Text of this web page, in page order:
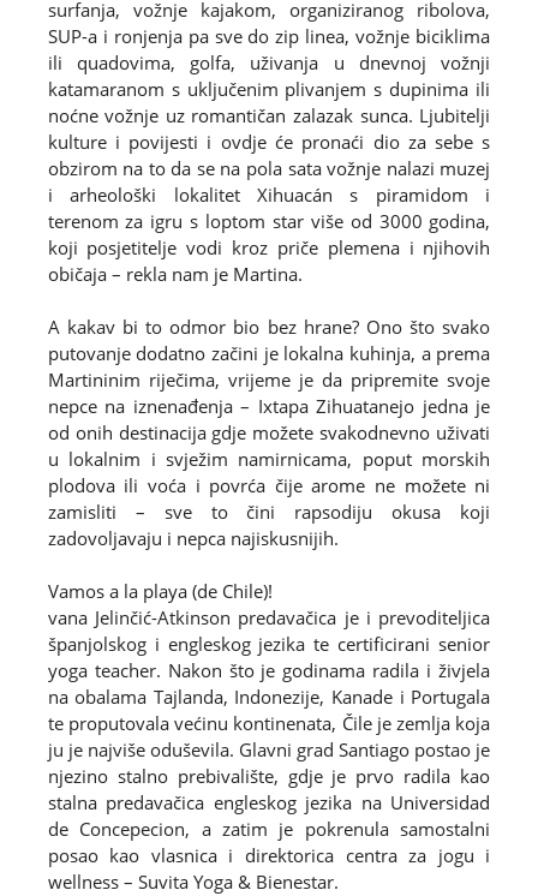
surfanja, vožnje kajakom, organiziranog ribolova,
SUP-a i ronjenja pa sve do zip linea, vožnje biciklima
ili quadovima, golfa, uživanja u dnevnoj vožnji
katamaranom s uključenim plivanjem s dupinima ili
noćne vožnje uz romantičan zalazak sunca. Ljubitelji
kulture i povijesti i ovdje će pronaći dio za sebe s
obzirom na to da se na pola sata vožnje nalazi muzej
i arheološki lokalitet Xihuacán s piramidom i
terenom za igru s loptom star više od 3000 godina,
koji posjetitelje vodi kroz priče plemena i njihovih
običaja – rekla nam je Martina.
A kakav bi to odmor bio bez hrane? Ono što svako
putovanje dodatno začini je lokalna kuhinja, a prema
Martininim riječima, vrijeme je da pripremite svoje
nepce na iznenađenja – Ixtapa Zihuatanejo jedna je
od onih destinacija gdje možete svakodnevno uživati
u lokalnim i svježim namirnicama, poput morskih
plodova ili voća i povrća čije arome ne možete ni
zamisliti – sve to čini rapsodiju okusa koji
zadovoljavaju i nepca najiskusnijih.
Vamos a la playa (de Chile)!
vana Jelinčić-Atkinson predavačica je i prevoditeljica
španjolskog i engleskog jezika te certificirani senior
yoga teacher. Nakon što je godinama radila i živjela
na obalama Tajlanda, Indonezije, Kanade i Portugala
te proputovala većinu kontinenata, Čile je zemlja koja
ju je najviše oduševila. Glavni grad Santiago postao je
njezino stalno prebivalište, gdje je prvo radila kao
stalna predavačica engleskog jezika na Universidad
de Concepecion, a zatim je pokrenula samostalni
posao kao vlasnica i direktorica centra za jogu i
wellness – Suvita Yoga & Bienestar.